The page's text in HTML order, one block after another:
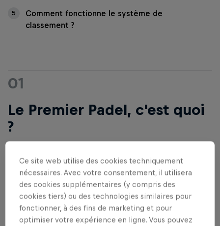
5
Comment fonctionne le système de
classement ?
01
Le Premier Padel, c'est quoi
?
Le Premier Padel, c'est le circuit mondial officiel de
padel, il est organisé par la Fédération
Internationale de Padel (FIP).
Le Premier Padel suit les règles établies par la
Fédération Internationale de Padel (FIP). Pour
Ce site web utilise des cookies techniquement
nécessaires. Avec votre consentement, il utilisera
des cookies supplémentaires (y compris des
cookies tiers) ou des technologies similaires pour
fonctionner, à des fins de marketing et pour
optimiser votre expérience en ligne. Vous pouvez